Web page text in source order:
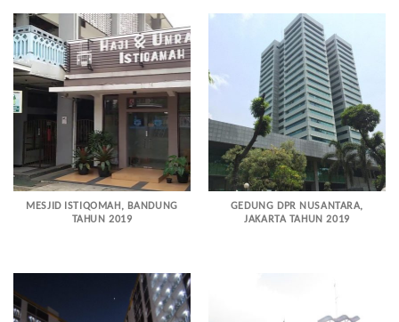
MESJID ISTIQOMAH, BANDUNG
TAHUN 2019
GEDUNG DPR NUSANTARA,
JAKARTA TAHUN 2019